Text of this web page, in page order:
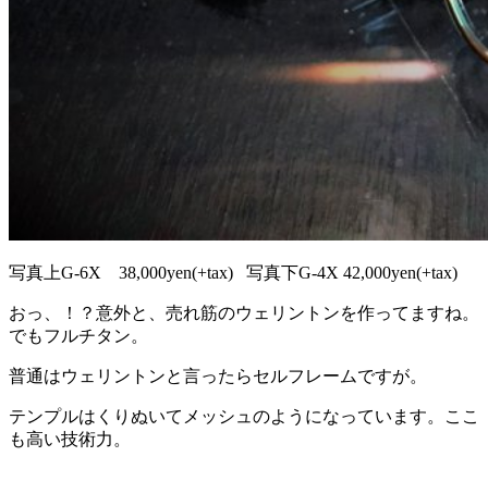
写真上G-6X 38,000yen(+tax) 写真下G-4X 42,000yen(+tax)
おっ、！？意外と、売れ筋のウェリントンを作ってますね。
でもフルチタン。
普通はウェリントンと言ったらセルフレームですが。
テンプルはくりぬいてメッシュのようになっています。ここ
も高い技術力。